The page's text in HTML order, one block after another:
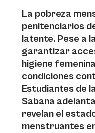
La pobreza
penitenciarios
latente. Pese a
garantizar
higiene
condiciones
Estudiantes de
Sabana
revelan el
menstruantes